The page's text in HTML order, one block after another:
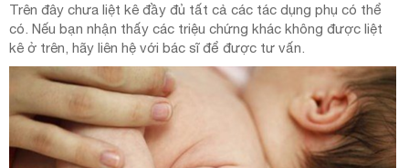
Trên đây chưa liệt kê đầy đủ tất cả các tác dụng phụ có thể
có. Nếu bạn nhận thấy các triệu chứng khác không được liệt
kê ở trên, hãy liên hệ với bác sĩ để được tư vấn.